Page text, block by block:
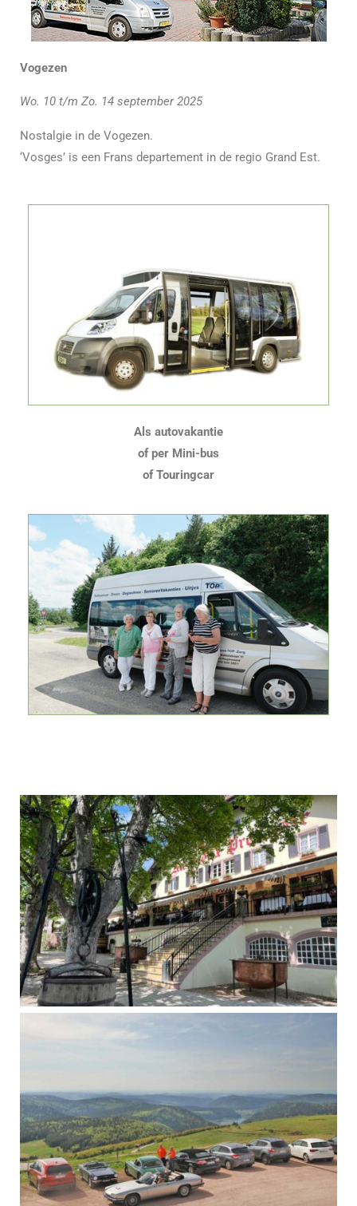
Vogezen
Wo. 10 t/m Zo. 14 september 2025
Nostalgie in de Vogezen.
‘Vosges’ is een Frans departement in de regio Grand Est.
Als autovakantie
of per Mini-bus
of Touringcar